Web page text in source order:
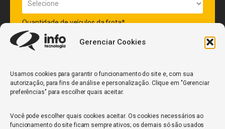
Gerenciar Cookies
Usamos cookies para garantir o funcionamento do site e, com sua
autorização, para fins de análise e personalização. Clique em "Gerenciar
preferências" para escolher quais aceitar.
Você pode escolher quais cookies aceitar. Os cookies necessários ao
funcionamento do site ficam sempre ativos; os demais só são usados
Quantidade de veículos da frota*
ENVIAR